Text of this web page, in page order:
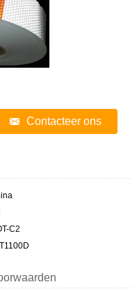
Contacteer ons
C2